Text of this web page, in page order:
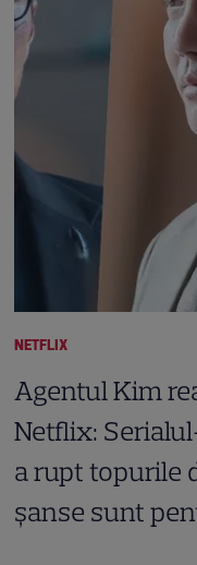
NETFLIX
Agentul Kim
Netflix:
a rupt topurile
șanse sunt